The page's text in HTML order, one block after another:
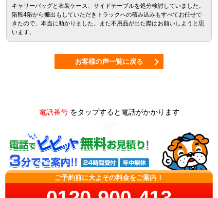
キャリーバッグと衣装ケース、サイドテーブルを処分検討していました。
階段4階から搬出もしていただきトラックへの積み込みもすべてお任せで
きたので、本当に助かりました。また不用品が出た際はお願いしようと思
います。
お客様の声一覧に戻る
電話番号をタップすると電話がかかります
ご予約前に大よその料金をご案内！